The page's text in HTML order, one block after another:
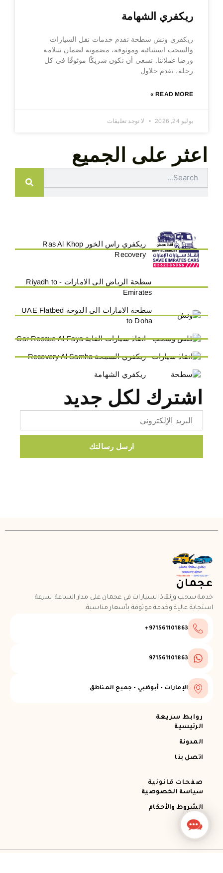
ريكفري الشهامة
ريكفري ونش سطحة نقدم خدمات نقل السيارات
والسحب استثنائية وموثوقة، مضمونة لضمان سلامة
ورضا عملائنا. نسعى أن نكون شريكًا موثوقًا في كل
رحلة، نقدم حلاول
READ MORE »
يوليو 24, 2026 لا توجد تعليقات
اعثر على الجميع
ريكفري راس الخور Ras Al Khop
Recovery
سطحة الرياض الى الامارات - Riyadh to
Emirates
سطحة الامارات الى الدوحة UAE Flatbed
to Doha
انقاذ سيارات الفاية Car Rescue Al-Faya
ريكفري السمحة Recovery Al Samha
ريكفري الشهامة
اشترك لكل جديد
ارسل رسالتك
عجمان
خدمة سحب وإنقاذ السيارات في عجمان على مدار الساعة. سرعة
استجابة عالية وخدمة موثوقة بأسعار مناسبة.
971561101863+
971561101863
الإمارات - أبوظبي - جميع المناطق
روابط سريعة
الرئيسية
المدونة
اتصل بنا
صفحات قانونية
سياسة الخصوصية
الشروط والأحكام
Contact
Us